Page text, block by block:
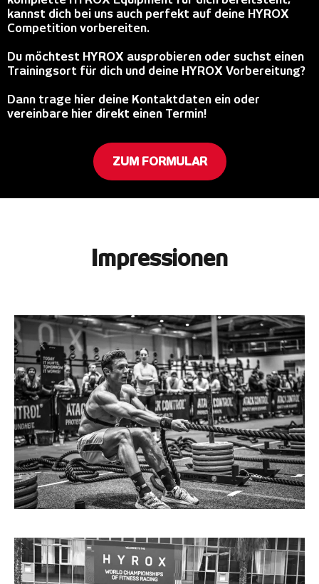
kannst dich bei uns auch perfekt auf deine HYROX
Competition vorbereiten.
Du möchtest HYROX ausprobieren oder suchst einen
Trainingsort für dich und deine HYROX Vorbereitung?
Dann trage hier deine Kontaktdaten ein oder
vereinbare hier direkt einen Termin!
ZUM FORMULAR
Impressionen